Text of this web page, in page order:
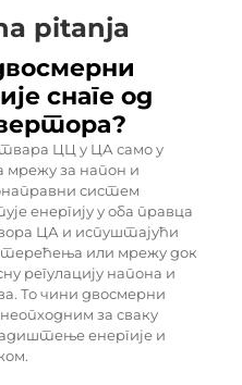
pitanja
снаге од
ЦЦ у ЦА само у
мрежу за напон и
систем
енергију у оба правца
ЦА и испуштајући
или мрежу док
регулацију напона и
То чини двосмерни
за сваку
енергије и